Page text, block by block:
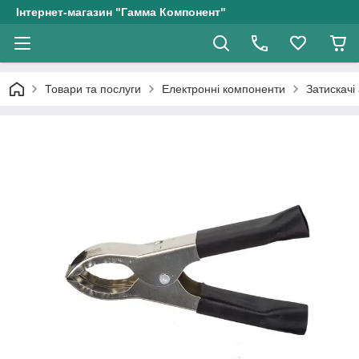
Інтернет-магазин "Гамма Компонент"
Товари та послуги Електронні компоненти